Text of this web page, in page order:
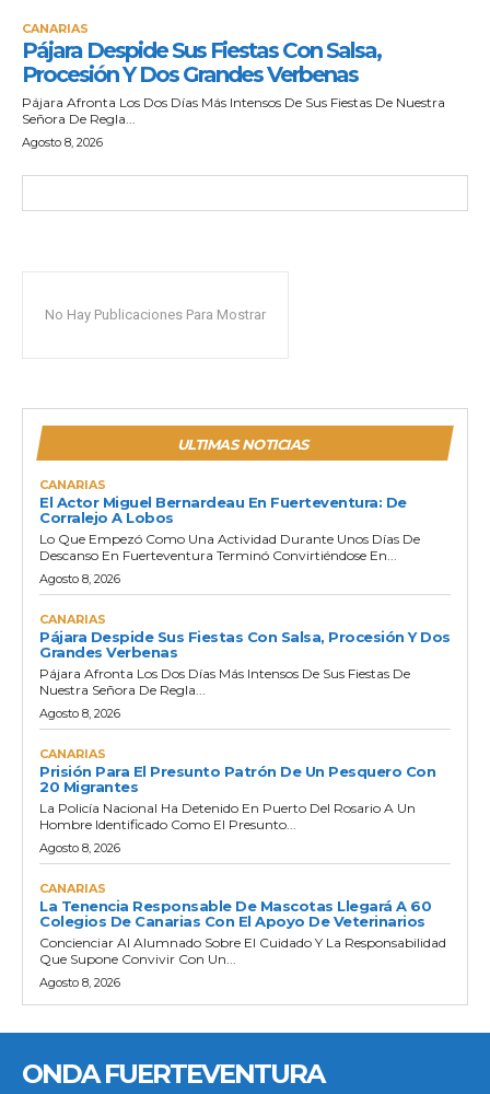
CANARIAS
Pájara Despide Sus Fiestas Con Salsa,
Procesión Y Dos Grandes Verbenas
Pájara Afronta Los Dos Días Más Intensos De Sus Fiestas De Nuestra
Señora De Regla...
Agosto 8, 2026
No Hay Publicaciones Para Mostrar
ULTIMAS NOTICIAS
CANARIAS
El Actor Miguel Bernardeau En Fuerteventura: De
Corralejo A Lobos
Lo Que Empezó Como Una Actividad Durante Unos Días De
Descanso En Fuerteventura Terminó Convirtiéndose En...
Agosto 8, 2026
CANARIAS
Pájara Despide Sus Fiestas Con Salsa, Procesión Y Dos
Grandes Verbenas
Pájara Afronta Los Dos Días Más Intensos De Sus Fiestas De
Nuestra Señora De Regla...
Agosto 8, 2026
CANARIAS
Prisión Para El Presunto Patrón De Un Pesquero Con
20 Migrantes
La Policía Nacional Ha Detenido En Puerto Del Rosario A Un
Hombre Identificado Como El Presunto...
Agosto 8, 2026
CANARIAS
La Tenencia Responsable De Mascotas Llegará A 60
Colegios De Canarias Con El Apoyo De Veterinarios
Concienciar Al Alumnado Sobre El Cuidado Y La Responsabilidad
Que Supone Convivir Con Un...
Agosto 8, 2026
ONDA FUERTEVENTURA